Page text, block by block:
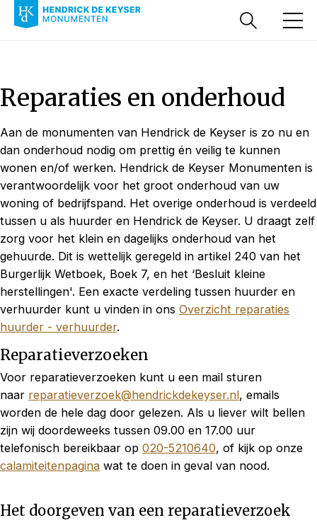
Reparaties en onderhoud
Aan de monumenten van Hendrick de Keyser is zo nu en
dan onderhoud nodig om prettig én veilig te kunnen
wonen en/of werken. Hendrick de Keyser Monumenten is
verantwoordelijk voor het groot onderhoud van uw
woning of bedrijfspand. Het overige onderhoud is verdeeld
tussen u als huurder en Hendrick de Keyser. U draagt zelf
zorg voor het klein en dagelijks onderhoud van het
gehuurde. Dit is wettelijk geregeld in artikel 240 van het
Burgerlijk Wetboek, Boek 7, en het ‘Besluit kleine
herstellingen'. Een exacte verdeling tussen huurder en
verhuurder kunt u vinden in ons Overzicht reparaties
huurder - verhuurder.
Reparatieverzoeken
Voor reparatieverzoeken kunt u een mail sturen
naar reparatieverzoek@hendrickdekeyser.nl, emails
worden de hele dag door gelezen. Als u liever wilt bellen
zijn wij doordeweeks tussen 09.00 en 17.00 uur
telefonisch bereikbaar op 020-5210640, of kijk op onze
calamiteitenpagina wat te doen in geval van nood.
Het doorgeven van een reparatieverzoek